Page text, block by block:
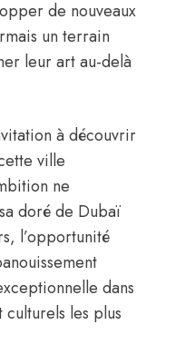
de nouveaux
un terrain
leur art au-delà
à découvrir
ville
ne
doré de Dubaï
l’opportunité
dans
culturels les plus